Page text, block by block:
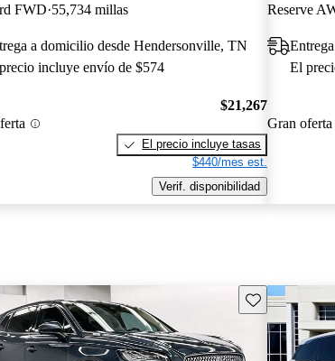
FWD 55,734 millas
a domicilio desde Hendersonville, TN
incluye envío de $574
$21,267
El precio incluye tasas
$440/mes est.
Verif. disponibilidad
Reserve
El
Gran oferta
Guarda este Aviso